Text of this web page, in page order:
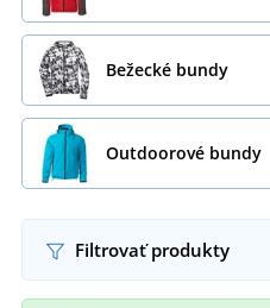
Bežecké bundy
Outdoorové bundy
Filtrovať produkty